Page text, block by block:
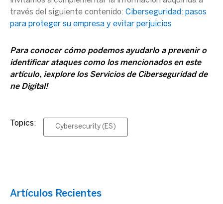
través del siguiente contenido: Ciberseguridad: pasos
para proteger su empresa y evitar perjuicios
Para conocer cómo podemos ayudarlo a prevenir o
identificar ataques como los mencionados en este
artículo, ¡explore los Servicios de Ciberseguridad de
ne Digital!
Topics: Cybersecurity (ES)
Artículos Recientes